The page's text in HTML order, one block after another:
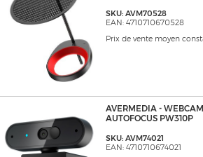
SKU: AVM70528
EAN: 4710710670528
Prix de vente moyen
AVERMEDIA -
AUTOFOCUS PW310P
SKU: AVM74021
EAN: 4710710674021